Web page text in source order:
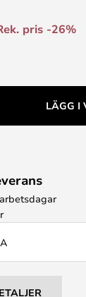
pris -26%
LÄGG I